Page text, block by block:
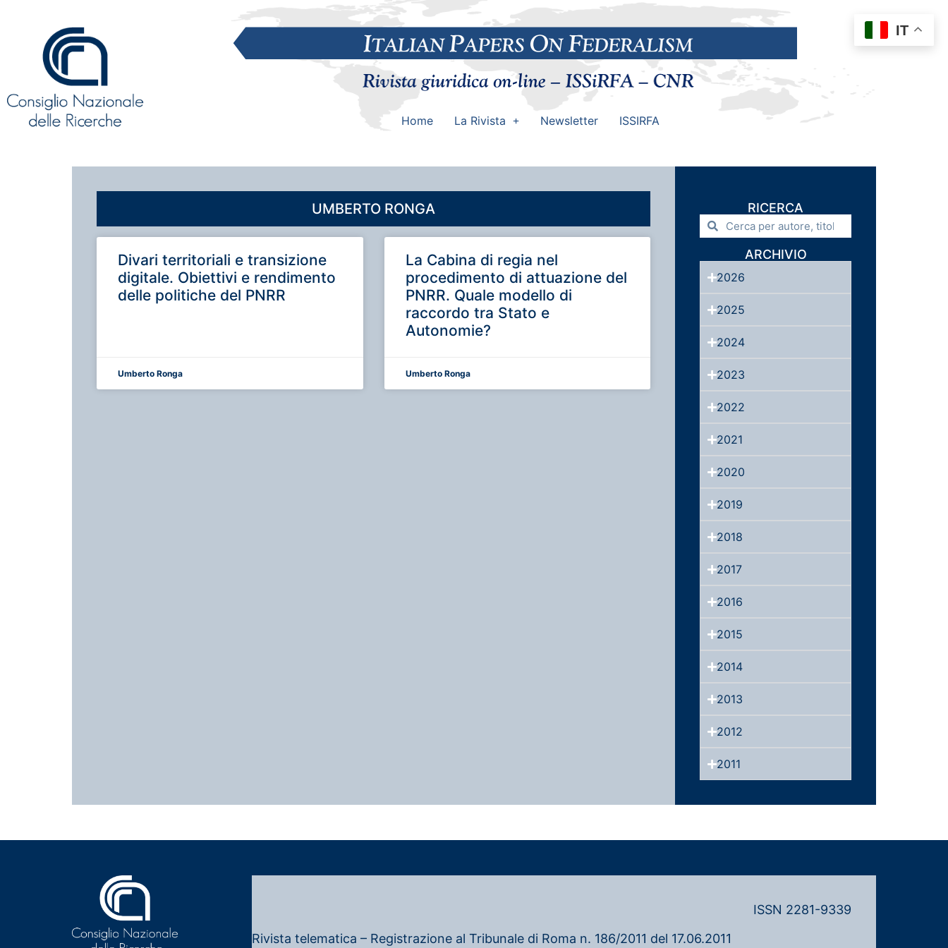
Home La Rivista Newsletter ISSIRFA
UMBERTO RONGA
Divari territoriali e transizione
digitale. Obiettivi e rendimento
delle politiche del PNRR
Umberto Ronga
La Cabina di regia nel
procedimento di attuazione del
PNRR. Quale modello di
raccordo tra Stato e
Autonomie?
Umberto Ronga
RICERCA
ARCHIVIO
2026
2025
2024
2023
2022
2021
2020
2019
2018
2017
2016
2015
2014
2013
2012
2011
Rivista telematica – Registrazione al Tribunale di Roma n. 186/2011 del 17.06.2011
ISSN 2281-9339
IT